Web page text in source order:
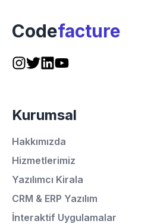
Codefacture
Kurumsal
Hakkımızda
Hizmetlerimiz
Yazılımcı Kirala
CRM & ERP Yazılım
İnteraktif Uygulamalar